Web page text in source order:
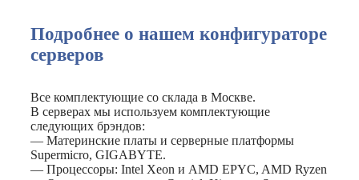
Подробнее о нашем конфигураторе
серверов
Все комплектующие со склада в Москве.
В серверах мы используем комплектующие
следующих брэндов:
— Материнские платы и серверные платформы
Supermicro, GIGABYTE.
— Процессоры: Intel Xeon и AMD EPYC, AMD Ryzen